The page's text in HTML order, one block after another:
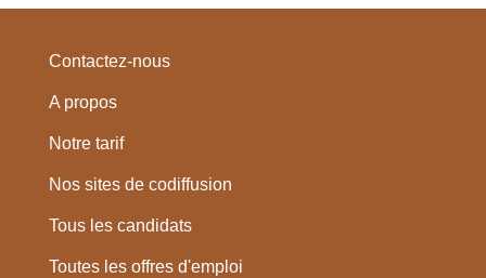
Contactez-nous
A propos
Notre tarif
Nos sites de codiffusion
Tous les candidats
Toutes les offres d'emploi